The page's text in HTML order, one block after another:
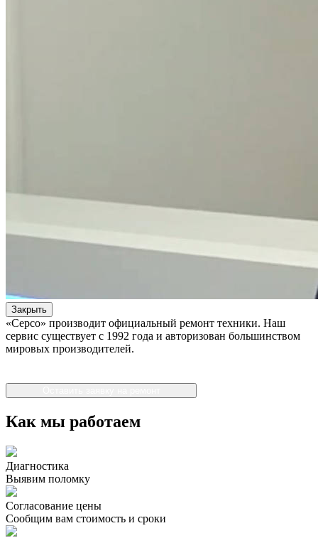
Закрыть
«Серсо» производит официальный ремонт техники. Наш
сервис существует с 1992 года и авторизован большинством
мировых производителей.
Как мы работаем
Диагностика
Выявим поломку
Согласование цены
Сообщим вам стоимость и сроки